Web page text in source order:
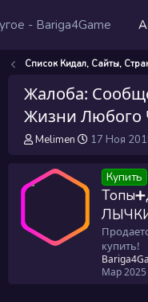
Список Кидал, Сайты,
Жалоба:
Жизни Любого
А
о
м
Melimen
Д
17 Ноя
Купить
купить!
Мар 2025